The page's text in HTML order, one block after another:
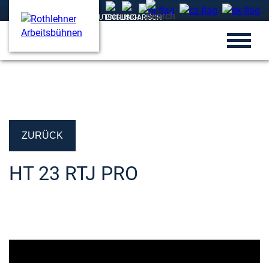
ZURÜCK
HT 23 RTJ PRO